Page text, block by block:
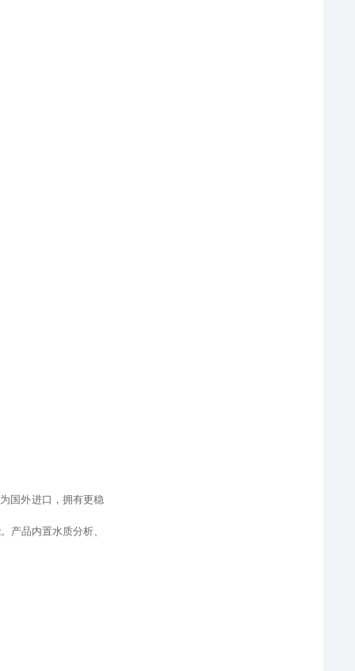
国外进口 ， 拥有更稳
。产品内置水质分析、